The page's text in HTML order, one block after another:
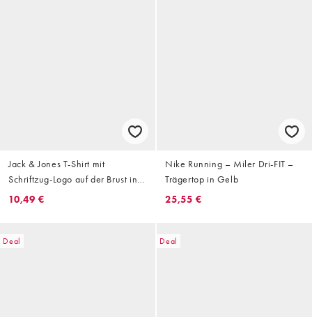
Jack & Jones T-Shirt mit
Schriftzug-Logo auf der Brust in
Anthrazit
10,49 €
Nike Running – Miler Dri-FIT –
Trägertop in Gelb
25,55 €
Deal Deal